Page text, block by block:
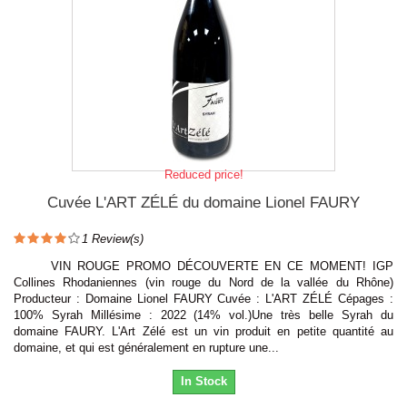
Reduced price!
Cuvée L'ART ZÉLÉ du domaine Lionel FAURY
1 Review(s)
VIN ROUGE PROMO DÉCOUVERTE EN CE MOMENT! IGP
Collines Rhodaniennes (vin rouge du Nord de la vallée du Rhône)
Producteur : Domaine Lionel FAURY Cuvée : L'ART ZÉLÉ Cépages :
100% Syrah Millésime : 2022 (14% vol.)Une très belle Syrah du
domaine FAURY. L'Art Zélé est un vin produit en petite quantité au
domaine, et qui est généralement en rupture une...
In Stock